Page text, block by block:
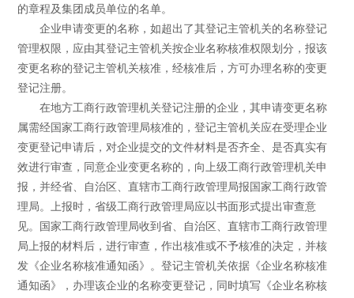
的章程及集团成员单位的名单。
企业申请变更的名称，如超出了其登记主管机关的名称登记
管理权限，应由其登记主管机关按企业名称核准权限划分，报该
变更名称的登记主管机关核准，经核准后，方可办理名称的变更
登记注册。
在地方工商行政管理机关登记注册的企业，其申请变更名称
属需经国家工商行政管理局核准的，登记主管机关应在受理企业
变更登记申请后，对企业提交的文件材料是否齐全、是否真实有
效进行审查，同意企业变更名称的，向上级工商行政管理机关申
报，并经省、自治区、直辖市工商行政管理局报国家工商行政管
理局。上报时，省级工商行政管理局应以书面形式提出审查意
见。国家工商行政管理局收到省、自治区、直辖市工商行政管理
局上报的材料后，进行审查，作出核准或不予核准的决定，并核
发《企业名称核准通知函》。登记主管机关依据《企业名称核准
通知函》，办理该企业的名称变更登记，同时填写《企业名称核